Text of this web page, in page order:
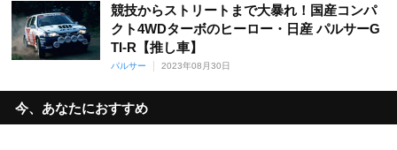
競技からストリートまで大暴れ！国産コンパ
クト4WDターボのヒーロー・日産 パルサーG
TI-R【推し車】
パルサー 2023年08月30日
今、あなたにおすすめ